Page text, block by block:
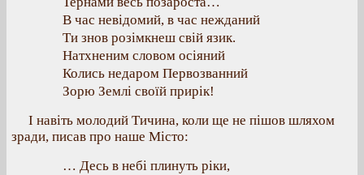
В час невідомий, в час нежданий
Ти знов розімкнеш свій язик.
Натхненим словом осіяний
Колись недаром Первозванний
Зорю Землі своїй прирік!
І навіть молодий Тичина, коли ще не пішов шляхом
зради, писав про наше Місто:
… Десь в небі плинуть ріки,